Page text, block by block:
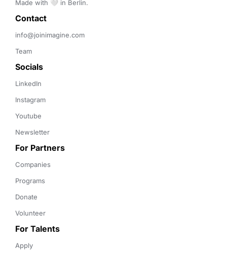
Made with 🤍 in Berlin.
Contact
info@joinimagine.com
Team
Socials
LinkedIn
Instagram
Youtube
Newsletter
For Partners
Companies
Programs
Donate
Volunteer
For Talents
Apply